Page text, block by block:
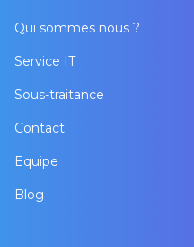
Qui sommes nous ?
Service IT
Sous-traitance
Contact
Equipe
Blog